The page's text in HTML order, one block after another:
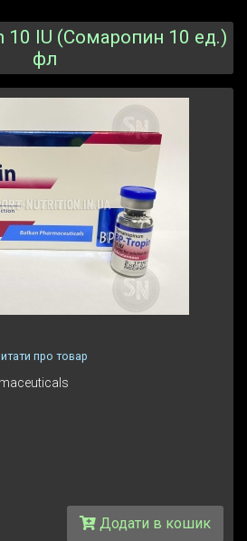
10 IU (Сомаропин 10 ед.)
фл
про товар
Додати в кошик